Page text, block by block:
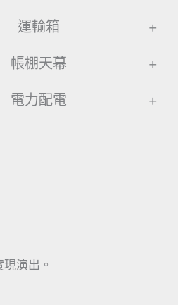
運輸箱 +
帳棚天幕 +
電力配電 +
演出。